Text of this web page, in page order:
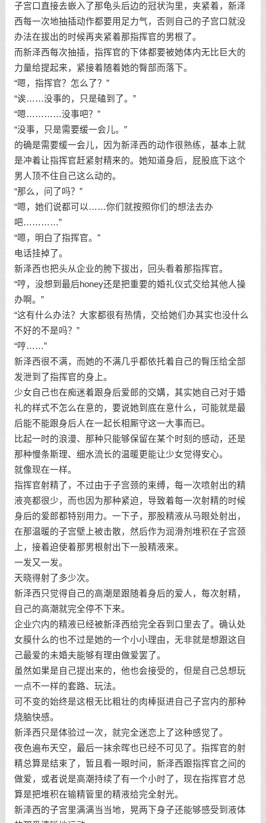
子宫口直接去嵌入了那龟头后边的冠状沟里，夹紧着，新泽
西每一次地抽插动作都要用足力气，否则自己的子宫口就没
办法在拔出的时候再夹紧着那指挥官的男根了。
而新泽西每次抽插，指挥官的下体都要被她体内无比巨大的
力量给提起来，紧接着随着她的臀部而落下。
“嗯，指挥官？怎么了？”
“诶……没事的，只是磕到了。”
“嗯…………没事吧？”
“没事，只是需要缓一会儿。”
的确是需要缓一会儿，因为新泽西的动作很熟练，基本上就
是冲着让指挥官赶紧射精来的。她知道身后，屁股底下这个
男人顶不住自己这么动的。
“那么，问了吗？”
“嗯，她们说都可以……你们就按照你们的想法去办
吧…………”
“嗯，明白了指挥官。”
电话挂掉了。
新泽西也把头从企业的胯下拔出，回头看着那指挥官。
“哼，没想到最后honey还是把重要的婚礼仪式交给其他人操
办啊。”
“这有什么办法？大家都很有热情，交给她们办其实也没什么
不好的不是吗？”
“哼……”
新泽西很不满，而她的不满几乎都依托着自己的臀压给全部
发泄到了指挥官的身上。
少女自己也在痴迷着跟身后爱郎的交媾，其实她自己对于婚
礼的样式不怎么在意的，要说她到底在意什么，可能就是最
后能不能跟身后人在一起长相厮守这一大事而已。
比起一时的浪漫、那种只能够保留在某个时刻的感动，还是
那种慢条斯理、细水流长的温暖更能让少女觉得安心。
就像现在一样。
指挥官射精了，不过由于子宫颈的束缚，每一次喷射出的精
液亮都很少，而也因为那种紧迫，导致着每一次射精的时候
身后的爱郎都特别用力。一下子，那股精液从马眼处射出，
在那温暖的子宫壁上被击散，然后作为润滑剂堆积在子宫颈
上，接着迫使着那男根射出下一股精液来。
一发又一发。
天晓得射了多少次。
新泽西只觉得自己的高潮是跟随着身后的爱人，每次射精，
自己的高潮就完全停不下来。
企业穴内的精液已经被新泽西给完全吞到口里去了。确认处
女膜什么的也不过是她的一个小小理由，无非就是想跟这自
己最爱的未婚夫能够有理由做爱罢了。
虽然如果是自己提出来的，他也会接受的，但是自己总想玩
一点不一样的套路、玩法。
可不变的始终是这根无比粗壮的肉棒挺进自己子宫内的那种
烧脑快感。
新泽西只是体验过一次，就完全迷恋上了这种感觉了。
夜色遍布天空，最后一抹余晖也已经不可见了。指挥官的射
精总算是结束了，暂且看一眼时间，新泽西跟指挥官之间的
做爱，或者说是高潮持续了有一个小时了，现在指挥官才总
算是把堆积在输精管里的精液给完全射光。
新泽西的子宫里满满当当地，晃两下身子还能够感受到液体